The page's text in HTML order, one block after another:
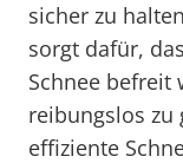
sicher zu
sorgt dafür,
Schnee befreit
reibungslos zu
effiziente